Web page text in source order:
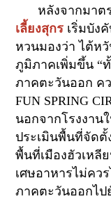
หลังจากมาต
เลี้ยงสุกร เริ่มบัง
หวนมองว่า ไต้ห
ภูมิภาคเพิ่มขึ้น“
ภาคตะวันออก ค
FUN SPRING
นอกจากโรงงาน
ประเมินพื้นที่จัดตั้
พื้นที่เมืองฮัวเหลี
เศษอาหารไม่คว
ภาคตะวันออกไ